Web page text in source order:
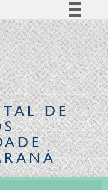
Simplifique!
Comunica BR
Participe
à informação
Legislação
CanaisDE